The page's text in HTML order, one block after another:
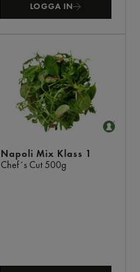
LOGGA IN
Napoli Mix Klass 1
Chef´s Cut500g